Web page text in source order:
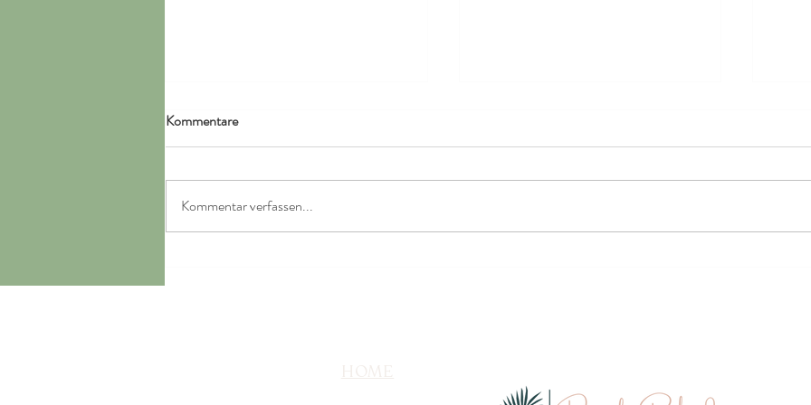
Kommentare
Kommentar verfassen...